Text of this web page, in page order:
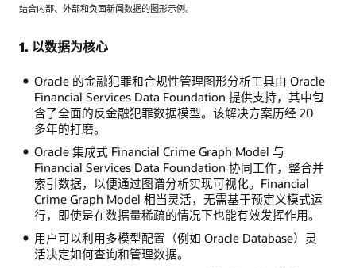
结合内部、外部和负面新闻数据的图形示例。
1. 以数据为核心
Oracle 的金融犯罪和合规性管理图形分析工具由 Oracle
Financial Services Data Foundation 提供支持，其中包
含了全面的反金融犯罪数据模型。该解决方案历经 20
多年的打磨。
Oracle 集成式 Financial Crime Graph Model 与
Financial Services Data Foundation 协同工作，整合并
索引数据，以便通过图谱分析实现可视化。Financial
Crime Graph Model 相当灵活，无需基于预定义模式运
行，即使是在数据量稀疏的情况下也能有效发挥作用。
用户可以利用多模型配置（例如 Oracle Database）灵
活决定如何查询和管理数据。